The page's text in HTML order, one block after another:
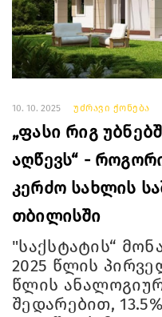
10. 10. 2025 უძრავი ქონება
„ფასი რიგ
აღწევს“ -
კერძო სახლის
თბილისში
"საქსტატის“
2025 წლის
წლის
შედარებით,